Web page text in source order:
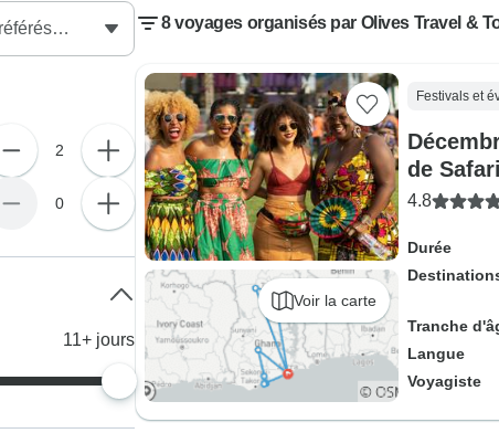
8 voyages organisés par Olives Travel &
Voir la carte
Festivals et
de Safari
4.8
Durée
Tranche
Langue
Voyagiste
2
0
11+ jours